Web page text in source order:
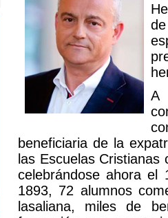
A
beneficiaria de la
las Escuelas Cristianas
celebrándose ahora el
1893, 72 alumnos
lasaliana, miles de